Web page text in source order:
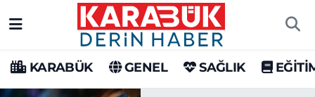
KARABÜK GENEL SAĞLIK
Karabük Hava Durumu